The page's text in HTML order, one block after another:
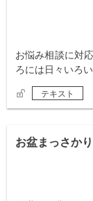
お悩み相談に対
ろには日々いろ
テキスト
お盆まっさか